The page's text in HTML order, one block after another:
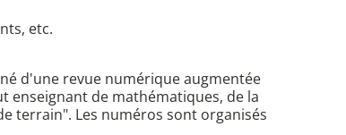
etc.
d'une revue numérique augmentée
enseignant de mathématiques, de la
terrain". Les numéros sont organisés